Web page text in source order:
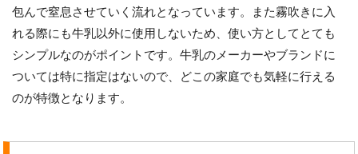
包んで窒息させていく流れとなっています。また霧吹きに入
れる際にも牛乳以外に使用しないため、使い方としてとても
シンプルなのがポイントです。牛乳のメーカーやブランドに
ついては特に指定はないので、どこの家庭でも気軽に行える
のが特徴となります。